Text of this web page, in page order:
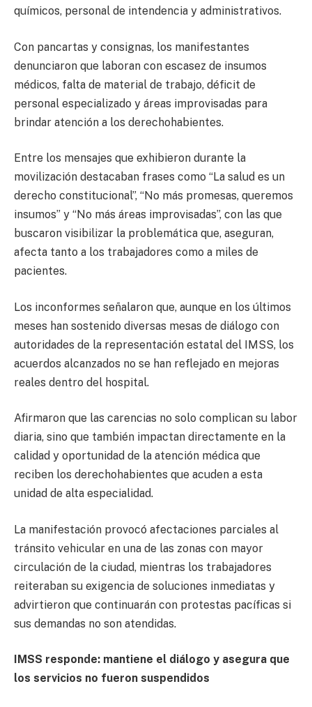
químicos, personal de intendencia y administrativos.
Con pancartas y consignas, los manifestantes
denunciaron que laboran con escasez de insumos
médicos, falta de material de trabajo, déficit de
personal especializado y áreas improvisadas para
brindar atención a los derechohabientes.
Entre los mensajes que exhibieron durante la
movilización destacaban frases como “La salud es un
derecho constitucional”, “No más promesas, queremos
insumos” y “No más áreas improvisadas”, con las que
buscaron visibilizar la problemática que, aseguran,
afecta tanto a los trabajadores como a miles de
pacientes.
Los inconformes señalaron que, aunque en los últimos
meses han sostenido diversas mesas de diálogo con
autoridades de la representación estatal del IMSS, los
acuerdos alcanzados no se han reflejado en mejoras
reales dentro del hospital.
Afirmaron que las carencias no solo complican su labor
diaria, sino que también impactan directamente en la
calidad y oportunidad de la atención médica que
reciben los derechohabientes que acuden a esta
unidad de alta especialidad.
La manifestación provocó afectaciones parciales al
tránsito vehicular en una de las zonas con mayor
circulación de la ciudad, mientras los trabajadores
reiteraban su exigencia de soluciones inmediatas y
advirtieron que continuarán con protestas pacíficas si
sus demandas no son atendidas.
IMSS responde: mantiene el diálogo y asegura que
los servicios no fueron suspendidos